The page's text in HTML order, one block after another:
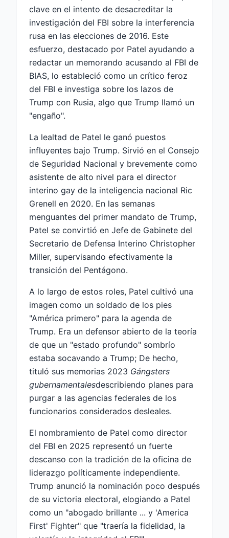
clave en el intento de desacreditar la
investigación del FBI sobre la interferencia
rusa en las elecciones de 2016. Este
esfuerzo, destacado por Patel ayudando a
redactar un memorando acusando al FBI de
BIAS, lo estableció como un crítico feroz
del FBI e investiga sobre los lazos de
Trump con Rusia, algo que Trump llamó un
"engaño".
La lealtad de Patel le ganó puestos
influyentes bajo Trump. Sirvió en el Consejo
de Seguridad Nacional y brevemente como
asistente de alto nivel para el director
interino gay de la inteligencia nacional Ric
Grenell en 2020. En las semanas
menguantes del primer mandato de Trump,
Patel se convirtió en Jefe de Gabinete del
Secretario de Defensa Interino Christopher
Miller, supervisando efectivamente la
transición del Pentágono.
A lo largo de estos roles, Patel cultivó una
imagen como un soldado de los pies
"América primero" para la agenda de
Trump. Era un defensor abierto de la teoría
de que un "estado profundo" sombrío
estaba socavando a Trump; De hecho,
tituló sus memorias 2023 Gángsters
gubernamentalesdescribiendo planes para
purgar a las agencias federales de los
funcionarios considerados desleales.
El nombramiento de Patel como director
del FBI en 2025 representó un fuerte
descanso con la tradición de la oficina de
liderazgo políticamente independiente.
Trump anunció la nominación poco después
de su victoria electoral, elogiando a Patel
como un "abogado brillante ... y 'America
First' Fighter" que "traería la fidelidad, la